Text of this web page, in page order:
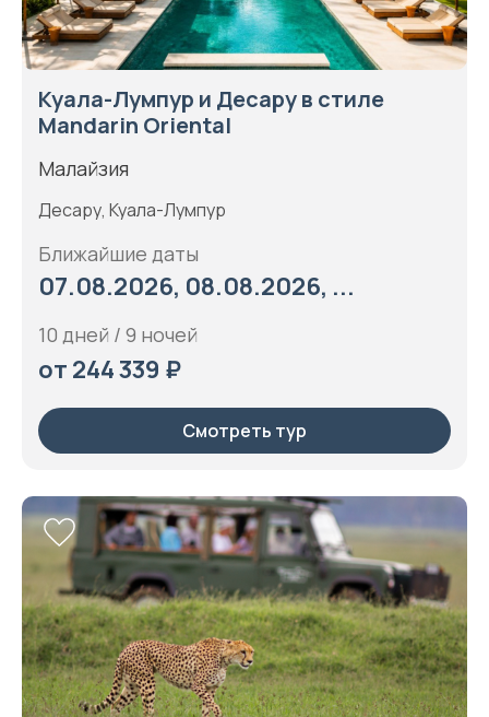
Куала-Лумпур и Десару в стиле
Mandarin Oriental
Малайзия
Десару, Куала-Лумпур
Ближайшие даты
07.08.2026, 08.08.2026, ...
10 дней / 9 ночей
от 244 339 ₽
Смотреть тур